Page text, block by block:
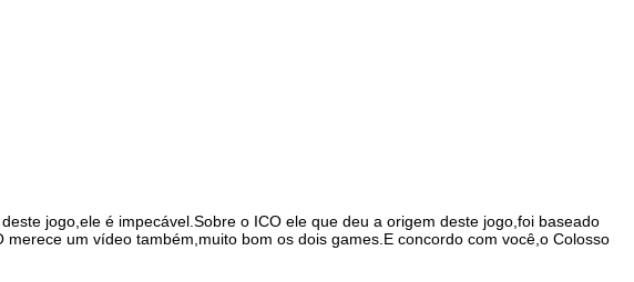
jogo,ele é impecável.Sobre o ICO ele que deu a origem deste jogo,foi baseado
merece um vídeo também,muito bom os dois games.E concordo com você,o Colosso